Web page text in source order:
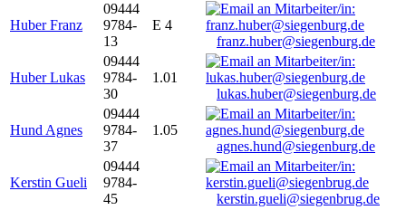
Huber Franz
09444
9784-
13
E 4
franz.huber@siegenburg.de
Huber Lukas
09444
9784-
30
1.01
lukas.huber@siegenburg.de
Hund Agnes
09444
9784-
37
1.05
agnes.hund@siegenburg.de
Kerstin Gueli
09444
9784-
45
kerstin.gueli@siegenbrug.de